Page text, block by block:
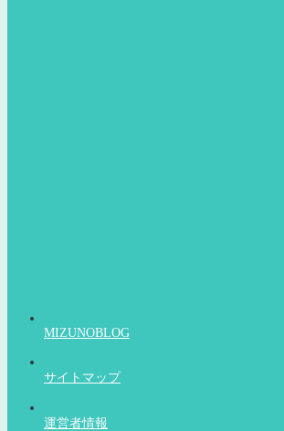
MIZUNOBLOG
サイトマップ
運営者情報